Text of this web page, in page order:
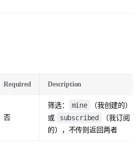
Required Description
否
筛选： mine
（我创建的）
或
subscribed
（我订阅
的），不传则返回两者